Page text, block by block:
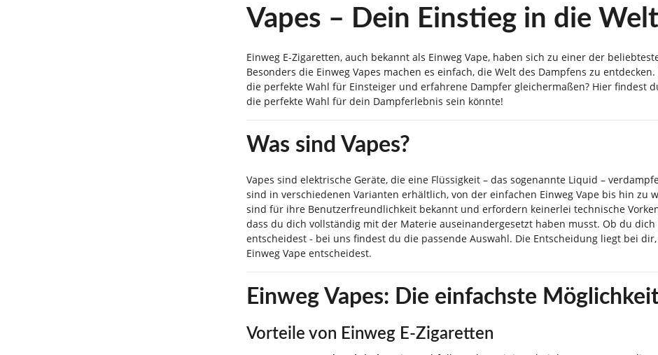
Vapes – Dein Einstieg in die
Einweg E-Zigaretten, auch bekannt als Einweg Vape, haben sich zu einer der
Besonders die Einweg Vapes machen es einfach, die Welt des Dampfens zu
die perfekte Wahl für Einsteiger und erfahrene Dampfer gleichermaßen? Hier findest
die perfekte Wahl für dein Dampferlebnis sein könnte!
Was sind Vapes?
Vapes sind elektrische Geräte, die eine Flüssigkeit – das sogenannte Liquid –
sind in verschiedenen Varianten erhältlich, von der einfachen Einweg Vape bis hin zu
sind für ihre Benutzerfreundlichkeit bekannt und erfordern keinerlei technische
dass du dich vollständig mit der Materie auseinandergesetzt haben musst. Ob du
entscheidest - bei uns findest du die passende Auswahl. Die Entscheidung liegt bei
Einweg Vape entscheidest.
Einweg Vapes: Die einfachste
Vorteile von Einweg E-Zigaretten